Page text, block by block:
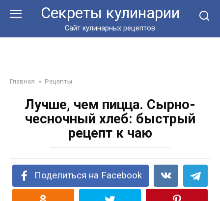
Секреты кулинарии
Сайт кулинарных рецептов
Главная » Рецепты
Лучше, чем пицца. Сырно-
чесночный хлеб: быстрый
рецепт к чаю
Поделиться на Facebook